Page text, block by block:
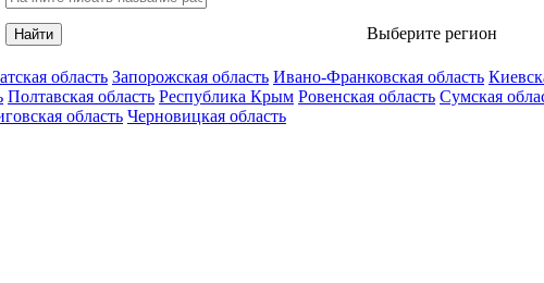
Найти Выберите регион
область Запорожская область Ивано-Франковская область
Полтавская область Республика Крым Ровенская область Сумская
область Черновицкая область